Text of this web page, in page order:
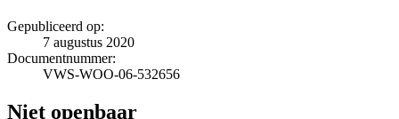
Gepubliceerd op:
7 augustus 2020
Documentnummer:
VWS-WOO-06-532656
Niet openbaar